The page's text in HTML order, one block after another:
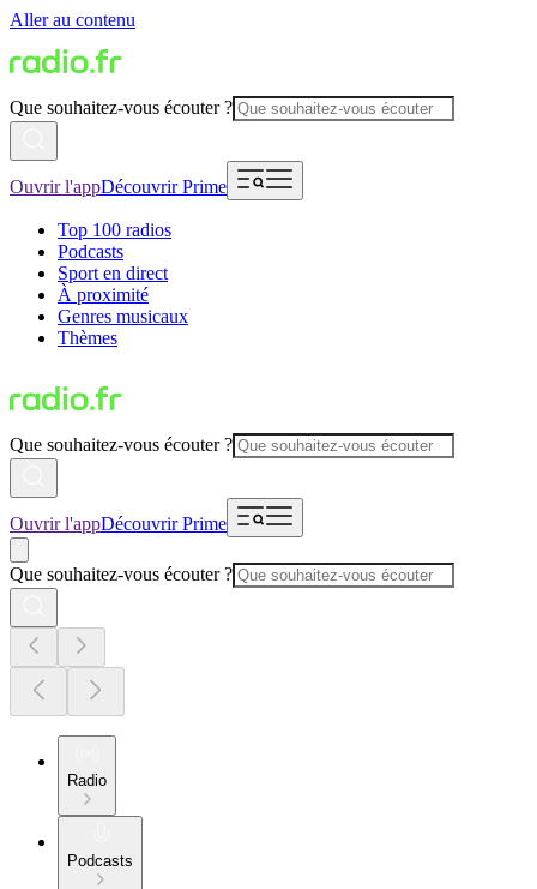
Aller au contenu
Que souhaitez-vous écouter ?
Ouvrir l'appDécouvrir Prime
Top 100 radios
Podcasts
Sport en direct
À proximité
Genres musicaux
Thèmes
Que souhaitez-vous écouter ?
Ouvrir l'appDécouvrir Prime
Que souhaitez-vous écouter ?
Radio
Podcasts